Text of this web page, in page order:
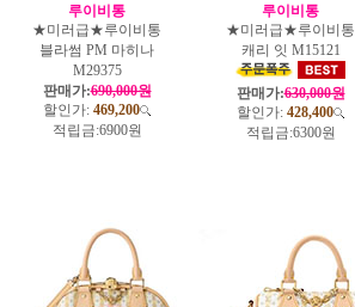
루이비통
★미러급★루이비통
블라썸 PM 마히나
M29375
판매가:690,000원
할인가: 469,200
적립금:6900원
루이비통
★미러급★루이비통
캐리 잇 M15121
판매가:630,000원
할인가: 428,400
적립금:6300원